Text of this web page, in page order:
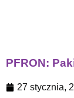
PFRON:
27 stycznia,